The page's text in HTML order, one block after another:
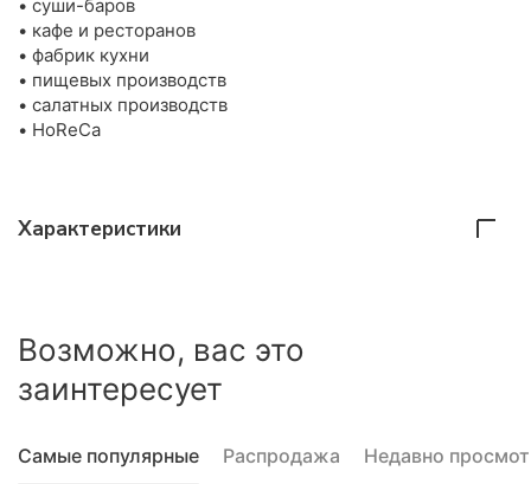
• суши-баров
• кафе и ресторанов
• фабрик кухни
• пищевых производств
• салатных производств
• HoReCa
Характеристики
Возможно, вас это
заинтересует
Самые популярные Распродажа Недавно